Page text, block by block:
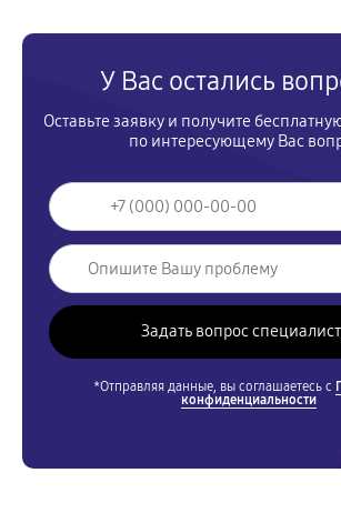
У Вас остались
Оставьте заявку и получите
по интересующему Вас
*Отправляя данные, вы соглашаетесь с
конфиденциальности